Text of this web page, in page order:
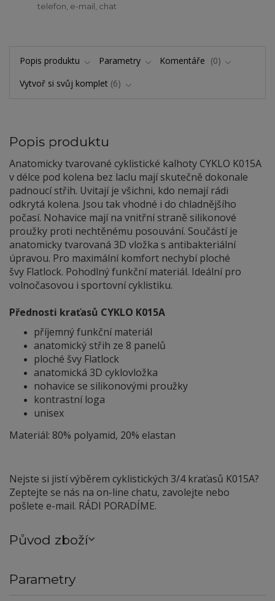
telefon, e-mail, chat
Popis produktu Parametry Komentáře
0
Vytvoř si svůj komplet 6
Popis produktu
Anatomicky tvarované cyklistické kalhoty CYKLO K015A
v délce pod kolena bez laclu mají skutečně dokonale
padnoucí střih. Uvitají je všichni, kdo nemají rádi
odkrytá kolena. Jsou tak vhodné i do chladnějšího
počasí. Nohavice mají na vnitřní straně silikonové
proužky proti nechtěnému posouvání. Součástí je
anatomicky tvarovaná 3D vložka s antibakteriální
úpravou. Pro maximální komfort nechybí ploché
švy Flatlock. Pohodlný funkční materiál. Ideální pro
volnočasovou i sportovní cyklistiku.
Přednosti kraťasů CYKLO K015A
příjemný funkční materiál
anatomický střih ze 8 panelů
ploché švy Flatlock
anatomická 3D cyklovložka
nohavice se silikonovými proužky
kontrastní loga
unisex
Materiál: 80% polyamid, 20% elastan
Nejste si jistí výběrem cyklistických 3/4 kraťasů K015A?
Zeptejte se nás na on-line chatu, zavolejte nebo
pošlete e-mail. RÁDI PORADÍME.
Původ zboží
Parametry